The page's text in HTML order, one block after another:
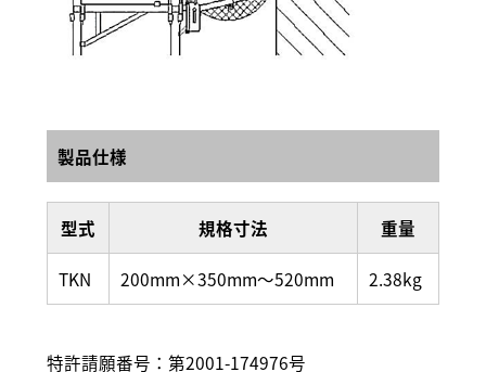
製品仕様
型式 規格寸法 重量
TKN 200mm×350mm～520mm 2.38kg
特許請願番号：第2001-174976号